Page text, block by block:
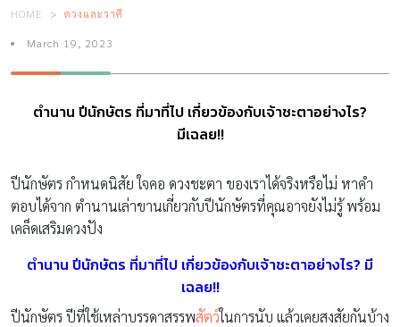
HOME ดวงและราศี
March 19, 2023
ตำนาน ปีนักษัตร ที่มาที่ไป เกี่ยวข้องกับเจ้าชะตาอย่างไร?
มีเฉลย!!
ปีนักษัตร กำหนดนิสัย ใจคอ ดวงชะตา ของเราได้จริงหรือไม่ หาคำ
ตอบได้จาก ตำนานเล่าขานเกี่ยวกับปีนักษัตรที่คุณอาจยังไม่รู้ พร้อม
เคล็ดเสริมดวงปัง
ตำนาน ปีนักษัตร ที่มาที่ไป เกี่ยวข้องกับเจ้าชะตาอย่างไร? มี
เฉลย!!
ปีนักษัตร ปีที่ใช้เหล่าบรรดาสรรพสัตว์ในการนับ แล้วเคยสงสัยกันบ้าง